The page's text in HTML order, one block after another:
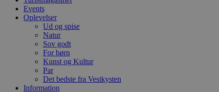
Events
Oplevelser
Ud og spise
Natur
Sov godt
For børn
Kunst og Kultur
Par
Det bedste fra Vestkysten
Information